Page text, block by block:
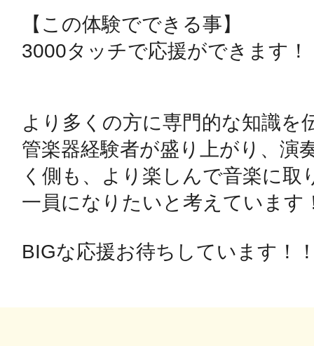
URLをコピー
【この体験でできる事】
3000タッチで応援ができます！
より多くの方に専門的な知識を
管楽器経験者が盛り上がり、演
く側も、より楽しんで音楽に取
一員になりたいと考えています
BIGな応援お待ちしています！
智頭
鴻巣
池袋